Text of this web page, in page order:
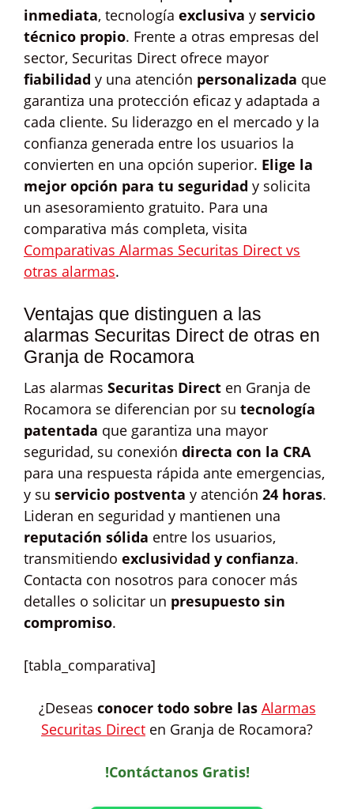
inmediata, tecnología exclusiva y servicio
técnico propio. Frente a otras empresas del
sector, Securitas Direct ofrece mayor
fiabilidad y una atención personalizada que
garantiza una protección eficaz y adaptada a
cada cliente. Su liderazgo en el mercado y la
confianza generada entre los usuarios la
convierten en una opción superior. Elige la
mejor opción para tu seguridad y solicita
un asesoramiento gratuito. Para una
comparativa más completa, visita
Comparativas Alarmas Securitas Direct vs
otras alarmas.
Ventajas que distinguen a las
alarmas Securitas Direct de otras en
Granja de Rocamora
Las alarmas Securitas Direct en Granja de
Rocamora se diferencian por su tecnología
patentada que garantiza una mayor
seguridad, su conexión directa con la CRA
para una respuesta rápida ante emergencias,
y su servicio postventa y atención 24 horas.
Lideran en seguridad y mantienen una
reputación sólida entre los usuarios,
transmitiendo exclusividad y confianza.
Contacta con nosotros para conocer más
detalles o solicitar un presupuesto sin
compromiso.
[tabla_comparativa]
¿Deseas conocer todo sobre las Alarmas
Securitas Direct en Granja de Rocamora?
!Contáctanos Gratis!